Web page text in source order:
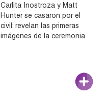
Carlita Inostroza y Matt
Hunter se casaron por el
civil: revelan las primeras
imágenes de la ceremonia